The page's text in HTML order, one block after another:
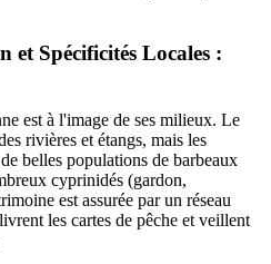
et Spécificités Locales :
est à l'image de ses milieux. Le
rivières et étangs, mais les
belles populations de barbeaux
cyprinidés (gardon,
est assurée par un réseau
les cartes de pêche et veillent